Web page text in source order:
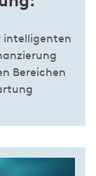
intelligenten
Bereichen